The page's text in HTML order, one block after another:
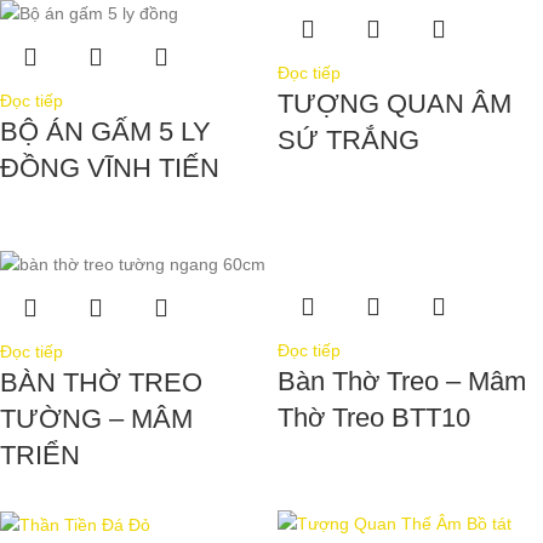
Đọc tiếp
BỘ ÁN GẤM 5 LY
ĐỒNG VĨNH TIẾN
Đọc tiếp
TƯỢNG QUAN ÂM
SỨ TRẮNG
Đọc tiếp
BÀN THỜ TREO
TƯỜNG – MÂM
TRIỂN
Đọc tiếp
Bàn Thờ Treo – Mâm
Thờ Treo BTT10